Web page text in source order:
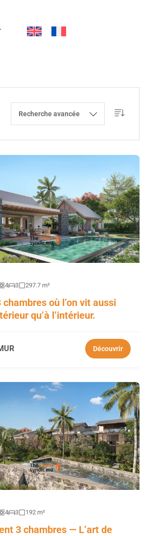
Recherche avancée
4 3 297.7 m²
chambres où l’on vit aussi
qu’à l’intérieur.
Découvrir
4 3 192 m²
3 chambres — L’art de